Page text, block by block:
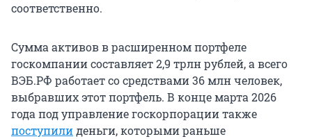
соответственно.
Сумма активов в расширенном портфеле
госкомпании составляет2,9 трлнрублей, а всего
ВЭБ.РФ работает со средствами36 млнчеловек,
выбравших этот портфель. В конце марта 2026
года под управление госкорпорации также
поступилиденьги, которыми раньше